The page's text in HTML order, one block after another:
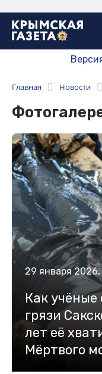
Главная Новости
29 января 2026,
Как учёные
грязи
лет её
Мёртвого